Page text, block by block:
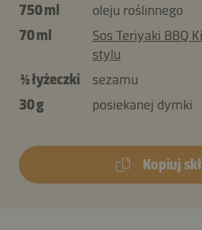
750 ml
oleju roślinnego
70 ml
Sos Teriyaki BBQ
stylu
½ łyżeczki
sezamu
30 g
posiekanej dymki
Kopiuj